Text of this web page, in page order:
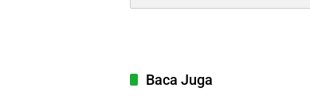
Baca Juga